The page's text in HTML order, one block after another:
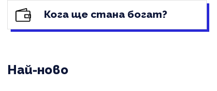
Кога ще стана богат?
Най-ново